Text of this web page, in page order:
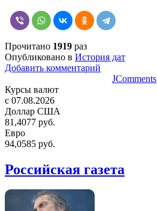
Прочитано 1919 раз
Опубликовано в История дат
Добавить комментарий
JComments
Курсы валют
c 07.08.2026
Доллар США
81,4077 руб.
Евро
94,0585 руб.
Российская газета